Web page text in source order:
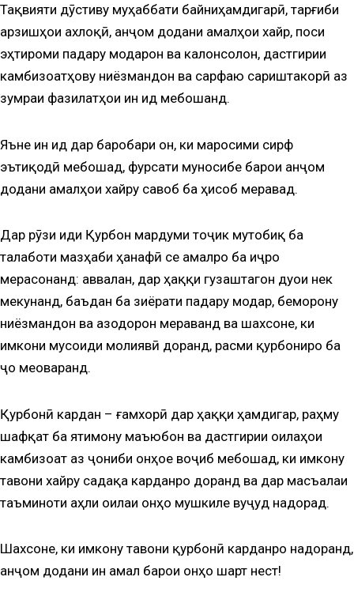
Тақвияти дӯстиву муҳаббати байниҳамдигарӣ, тарғиби
арзишҳои ахлоқӣ, анҷом додани амалҳои хайр, поси
эҳтироми падару модарон ва калонсолон, дастгирии
камбизоатҳову ниёзмандон ва сарфаю сариштакорӣ аз
зумраи фазилатҳои ин ид мебошанд.
Яъне ин ид дар баробари он, ки маросими сирф
эътиқодӣ мебошад, фурсати муносибе барои анҷом
додани амалҳои хайру савоб ба ҳисоб меравад.
Дар рӯзи иди Қурбон мардуми тоҷик мутобиқ ба
талаботи мазҳаби ҳанафӣ се амалро ба иҷро
мерасонанд: аввалан, дар ҳаққи гузаштагон дуои нек
мекунанд, баъдан ба зиёрати падару модар, беморону
ниёзмандон ва азодорон мераванд ва шахсоне, ки
имкони мусоиди молиявӣ доранд, расми қурбониро ба
ҷо меоваранд.
Қурбонӣ кардан – ғамхорӣ дар ҳаққи ҳамдигар, раҳму
шафқат ба ятимону маъюбон ва дастгирии оилаҳои
камбизоат аз ҷониби онҳое воҷиб мебошад, ки имкону
тавони хайру садақа карданро доранд ва дар масъалаи
таъминоти аҳли оилаи онҳо мушкиле вуҷуд надорад.
Шахсоне, ки имкону тавони қурбонӣ карданро надоранд,
анҷом додани ин амал барои онҳо шарт нест!